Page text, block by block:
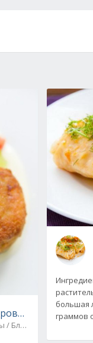
грибами
/ Блюда из фарша
большая
граммов